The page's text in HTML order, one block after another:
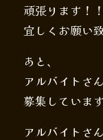
頑張ります！！
宜しくお願い
あと、
アルバイトさ
募集していま
アルバイトさ